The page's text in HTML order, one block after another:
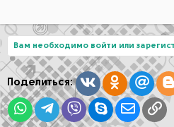
Вам необходимо войти или
Поделиться: Вконтакте
WhatsAppTelegram
Viber Skype